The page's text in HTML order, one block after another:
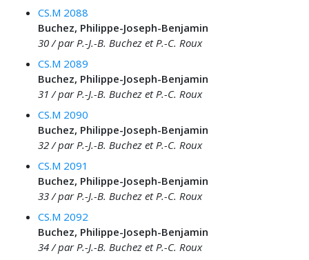
CS.M 2088
Buchez, Philippe-Joseph-Benjamin
30 / par P.-J.-B. Buchez et P.-C. Roux
CS.M 2089
Buchez, Philippe-Joseph-Benjamin
31 / par P.-J.-B. Buchez et P.-C. Roux
CS.M 2090
Buchez, Philippe-Joseph-Benjamin
32 / par P.-J.-B. Buchez et P.-C. Roux
CS.M 2091
Buchez, Philippe-Joseph-Benjamin
33 / par P.-J.-B. Buchez et P.-C. Roux
CS.M 2092
Buchez, Philippe-Joseph-Benjamin
34 / par P.-J.-B. Buchez et P.-C. Roux